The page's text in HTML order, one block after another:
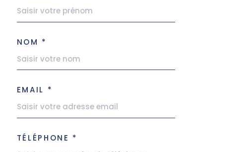
NOM *
EMAIL *
TÉLÉPHONE *